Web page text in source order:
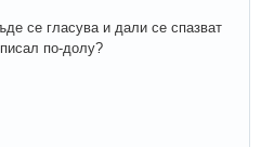
се гласува и дали се спазват
по-долу?